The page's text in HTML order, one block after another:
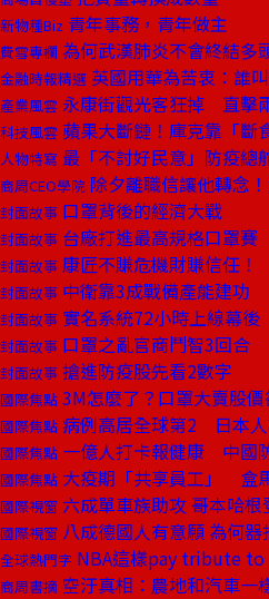
新物種Biz 青年事務，青年做主
費雪專欄 為何武漢肺炎不會終結多
金融時報精選 英國用華為苦衷：誰
產業風雲 永康街觀光客狂掉 直擊
科技風雲 蘋果大斷鏈！庫克靠「斷
人物特寫 最「不討好民意」防疫總
商周CEO學院 除夕離職信讓他轉念
封面故事 口罩背後的經濟大戰
封面故事 台廠打進最高規格口罩賽
封面故事 康匠不賺危機財賺信任！
封面故事 中衛靠3成戰備產能建功
封面故事 實名系統72小時上線幕後
封面故事 口罩之亂官商鬥智3回合
封面故事 搶進防疫股先看2數字
國際焦點 3M怎麼了？口罩大賣股
國際焦點 病例高居全球第2 日本人
國際焦點 一億人打卡報健康 中國
國際焦點 大疫期「共享員工」 盒
國際視窗 六成單車族助攻 哥本哈
國際視窗 八成德國人有意願 為何器
全球熱門字 NBA這樣pay tribute to
商周書摘 空汙真相：農地和汽車一